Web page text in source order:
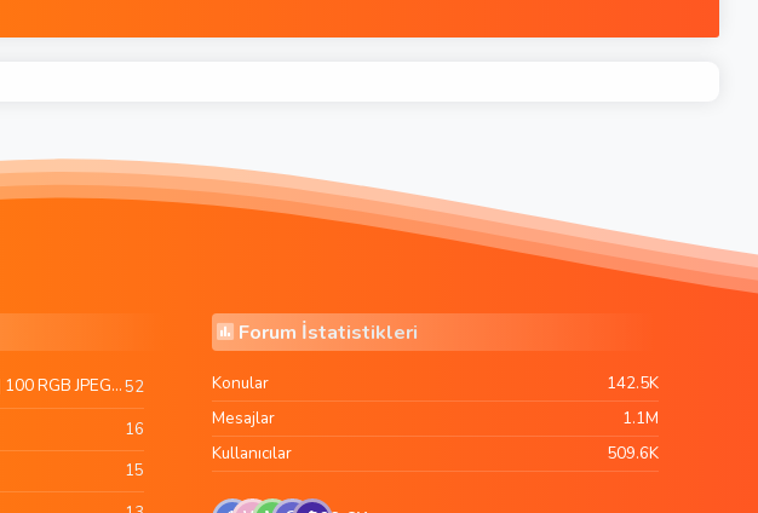
Giyim | Alışveriş | Hediyelik Eşya | 100 RGB JPEG Images | 5920x4420 Pixels | 501 MB52
16
15
Forum İstatistikleri
Konular
142.5K
Mesajlar
1.1M
Kullanıcılar
509.6K